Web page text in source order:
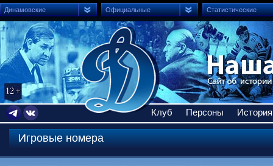
Динамовские Официальные Статистические
Клуб Персоны История
Игровые номера